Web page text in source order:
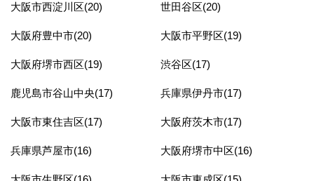
大阪市西淀川区(20) 世田谷区(20)
大阪府豊中市(20) 大阪市平野区(19)
大阪府堺市西区(19) 渋谷区(17)
鹿児島市谷山中央(17) 兵庫県伊丹市(17)
大阪市東住吉区(17) 大阪府茨木市(17)
兵庫県芦屋市(16) 大阪府堺市中区(16)